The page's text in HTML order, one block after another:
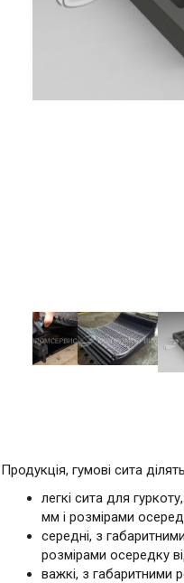
Продукція, гумові сита
легкі сита для
мм і розмірами
середні, з
розмірами осередку
важкі, з габаритними